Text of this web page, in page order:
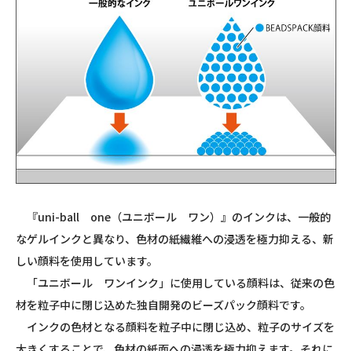
『uni-ball one （ユニボール ワン）』のインクは、一般的
なゲルインクと異なり、色材の紙繊維への浸透を極力抑える、新
しい顔料を使用しています。
「ユニボール ワンインク」に使用している顔料は、従来の色
材を粒子中に閉じ込めた独自開発のビーズパック顔料です。
インクの色材となる顔料を粒子中に閉じ込め、粒子のサイズを